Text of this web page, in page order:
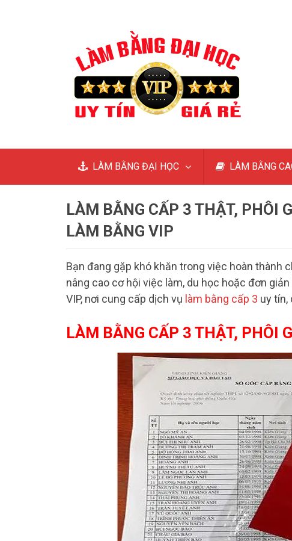
LÀM BẰNG ĐẠI HỌC LÀM BẰNG
LÀM BẰNG CẤP 3 THẬT, PHÔI
LÀM BẰNG VIP
Bạn đang gặp khó khăn trong việc hoàn thành
nâng cao cơ hội việc làm, du học hoặc đơn
VIP, nơi cung cấp dịch vụ làm bằng cấp 3 uy tín,
LÀM BẰNG CẤP 3 THẬT, PHÔI